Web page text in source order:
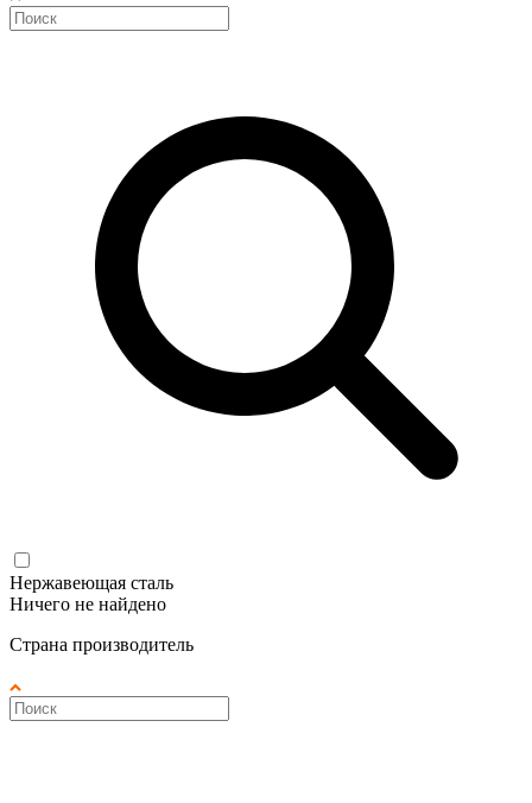
Нержавеющая сталь
Ничего не найдено
Страна производитель